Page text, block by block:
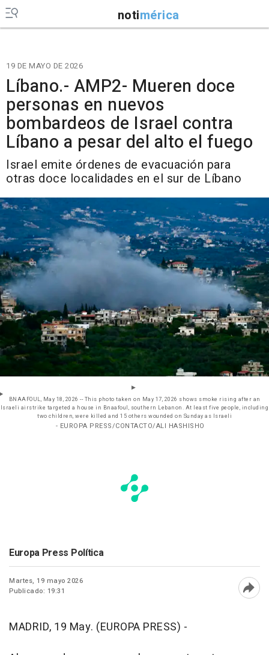
notimérica
19 DE MAYO DE 2026
Líbano.- AMP2- Mueren doce
personas en nuevos
bombardeos de Israel contra
Líbano a pesar del alto el fuego
Israel emite órdenes de evacuación para
otras doce localidades en el sur de Líbano
BNAAFOUL, May 18, 2026 -- This photo taken on May 17, 2026 shows smoke rising after an
Israeli airstrike targeted a house in Bnaafoul, southern Lebanon. At least five people, including
two children, were killed and 15 others wounded on Sunday as Israeli
- EUROPA PRESS/CONTACTO/ALI HASHISHO
Europa Press Política
Martes, 19 mayo 2026
Publicado: 19:31
MADRID, 19 May. (EUROPA PRESS) -